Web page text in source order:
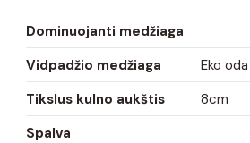
Dominuojanti medžiaga
Vidpadžio medžiaga
Eko oda
Tikslus kulno aukštis
8cm
Spalva